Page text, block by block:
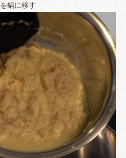
カートへ進む
鍋に移す